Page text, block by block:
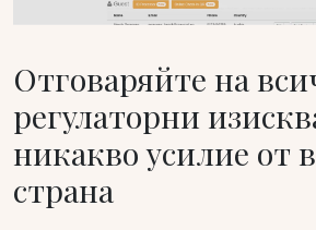
Отговаряйте на
регулаторни
никакво усилие от
страна